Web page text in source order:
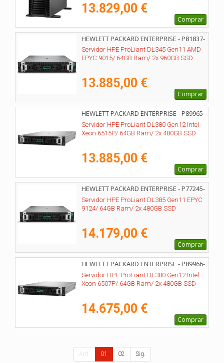
13.829,00 €
Comprar
HEWLETT PACKARD ENTERPRISE - P81837-
425
Servidor HPE ProLiant DL345 Gen11 AMD
EPYC 9015/ 64GB Ram/ 2x 960GB SSD
13.885,00 €
Comprar
HEWLETT PACKARD ENTERPRISE - P89965-
425
Servidor HPE ProLiant DL380 Gen12 Intel
Xeon 6515P/ 64GB Ram/ 2x 480GB SSD
13.885,00 €
Comprar
HEWLETT PACKARD ENTERPRISE - P77245-
425
Servidor HPE ProLiant DL385 Gen11 EPYC
9124/ 64GB Ram/ 2x 480GB SSD
14.179,00 €
Comprar
HEWLETT PACKARD ENTERPRISE - P89966-
425
Servidor HPE ProLiant DL380 Gen12 Intel
Xeon 6507P/ 64GB Ram/ 2x 480GB SSD
14.675,00 €
Comprar
Ant. 01 02 Sig.